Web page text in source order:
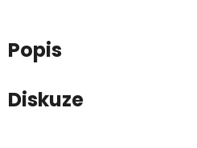
Popis
Diskuze